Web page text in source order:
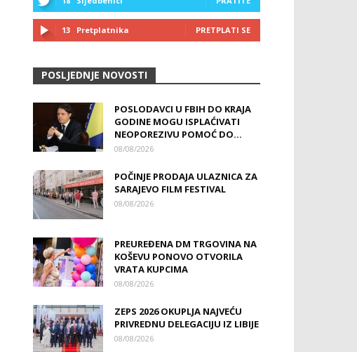
13 Pretplatnika PRETPLATI SE
POSLJEDNJE NOVOSTI
POSLODAVCI U FBIH DO KRAJA
GODINE MOGU ISPLAĆIVATI
NEOPOREZIVU POMOĆ DO...
08/08/2026
POČINJE PRODAJA ULAZNICA ZA
SARAJEVO FILM FESTIVAL
08/08/2026
PREUREĐENA DM TRGOVINA NA
KOŠEVU PONOVO OTVORILA
VRATA KUPCIMA
08/08/2026
ZEPS 2026 OKUPLJA NAJVEĆU
PRIVREDNU DELEGACIJU IZ LIBIJE
08/08/2026